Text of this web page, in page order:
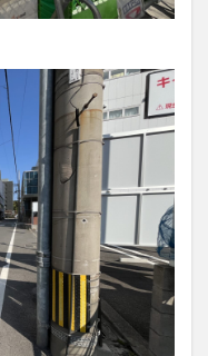
和菓子
和食
なと祭り
大分ランチ
市
大分市美術館
分空港
大分駅
大谷翔平選手
服
平和市民公園能楽堂
挾間町
新幹線
田市
昆虫食